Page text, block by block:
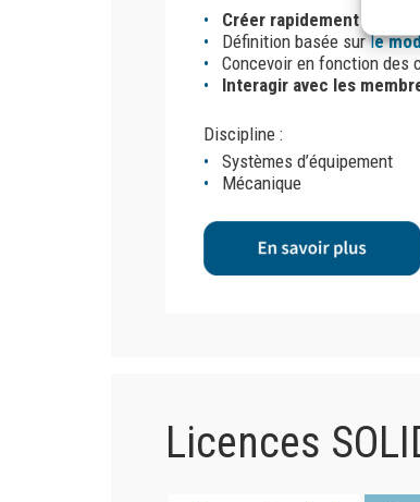
Créer rapidement et de
Définition basée surle
Concevoir en fonction des
Interagir avec les
Discipline :
Systèmes d’équipement
Mécanique
Licences